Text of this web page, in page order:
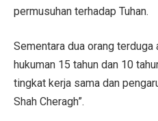
permusuhan terhadap Tuhan.
Sementara dua orang
hukuman 15 tahun dan 10
tingkat kerja sama dan
Shah Cheragh”.